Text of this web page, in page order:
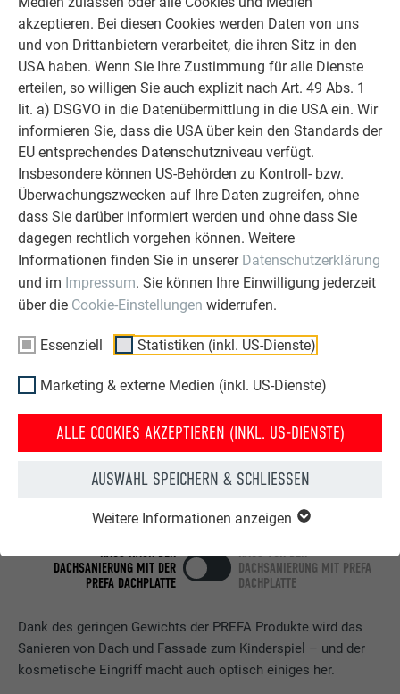
akzeptieren. Bei diesen Cookies werden Daten von uns
und von Drittanbietern verarbeitet, die ihren Sitz in den
USA haben. Wenn Sie Ihre Zustimmung für alle Dienste
erteilen, so willigen Sie auch explizit nach Art. 49 Abs. 1
lit. a) DSGVO in die Datenübermittlung in die USA ein. Wir
informieren Sie, dass die USA über kein den Standards der
EU entsprechendes Datenschutzniveau verfügt.
Insbesondere können US-Behörden zu Kontroll- bzw.
Überwachungszwecken auf Ihre Daten zugreifen, ohne
dass Sie darüber informiert werden und ohne dass Sie
dagegen rechtlich vorgehen können. Weitere
Informationen finden Sie in unserer Datenschutzerklärung
und im Impressum. Sie können Ihre Einwilligung jederzeit
über die Cookie-Einstellungen widerrufen.
Essenziell Statistiken (inkl. US-Dienste)
Marketing & externe Medien (inkl. US-Dienste)
ALLE COOKIES AKZEPTIEREN (INKL. US-DIENSTE)
AUSWAHL SPEICHERN & SCHLIESSEN
Weitere Informationen anzeigen
allen Phasen Ihres Projektes als
starker Begleiter zur Seite zu stehen.
Überzeugen Sie sich selbst!
WEITERLESEN
Dank des geringen Gewichts der PREFA Produkte wird das
Sanieren von Dach und Fassade zum Kinderspiel – und der
kosmetische Eingriff macht auch optisch einiges her.
PREFA SANIERUNGSGALERIE
OBJEKTE VOR UND NACH DER SANIERUNG
HAUS NACH DER
DACHSANIERUNG MIT DER
PREFA DACHPLATTE
HAUS VOR DER
DACHSANIERUNG MIT PREFA
DACHPLATTE